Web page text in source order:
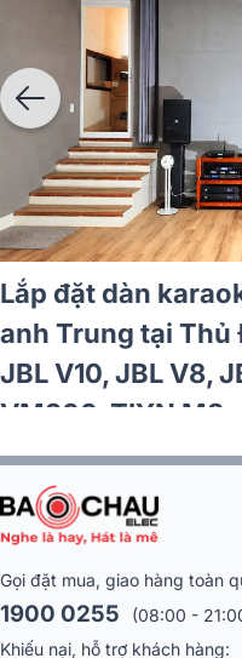
V6,
Lắp đặt
anh Tạo
Bksound
Gọi đặt mua, giao hàng toàn
1900 0255 (08:00 -
Khiếu nại, hỗ trợ khách hàng:
0344 860 255(08:00 - 18:00)